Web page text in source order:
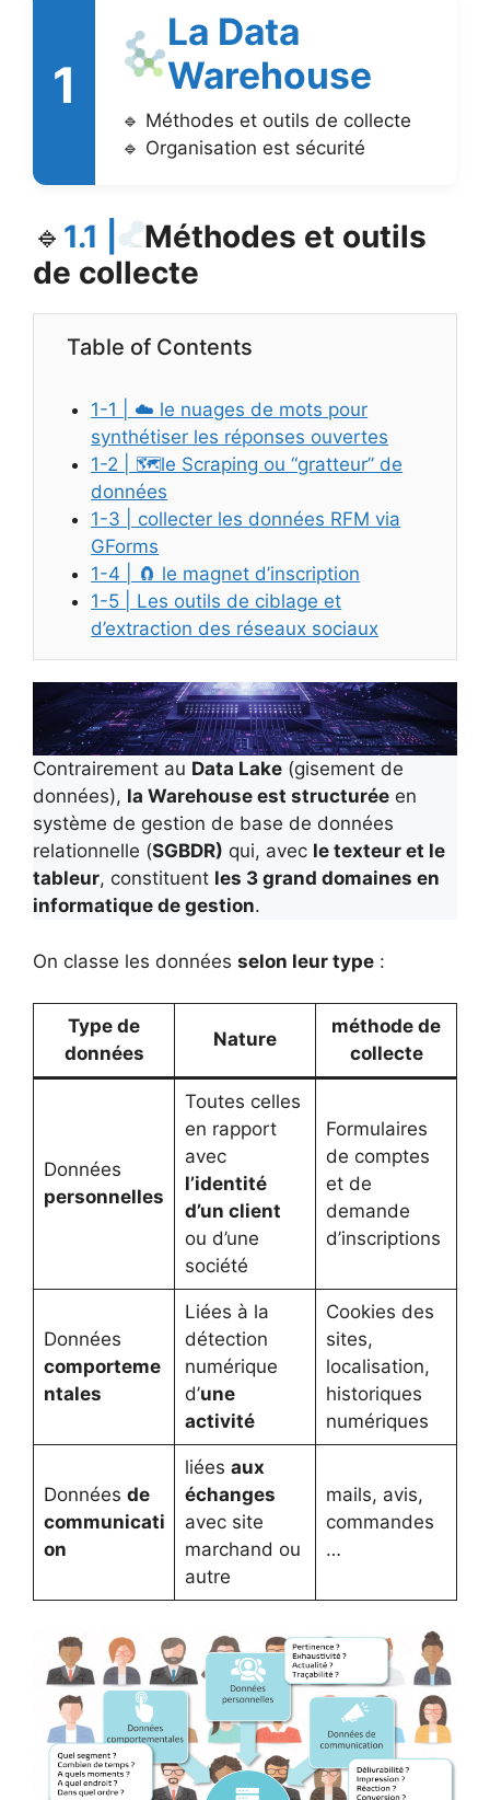
1
La Data
Warehouse
Méthodes et outils de collecte
Organisation est sécurité
🔹 1.1 |
Méthodes et outils
de collecte
Table of Contents
1-1 | ☁️ le nuages de mots pour
synthétiser les réponses ouvertes
1-2 | 🗺️le Scraping ou “gratteur” de
données
1-3 | collecter les données RFM via
GForms
1-4 | 🧲 le magnet d’inscription
1-5 | Les outils de ciblage et
d’extraction des réseaux sociaux
Contrairement au Data Lake (gisement de
données), la Warehouse est structurée en
système de gestion de base de données
relationnelle (SGBDR) qui, avec le texteur et le
tableur, constituent les 3 grand domaines en
informatique de gestion.
On classe les données selon leur type :
Type de
données
Nature
méthode de
collecte
Données
personnelles
Toutes celles
en rapport
avec
l’identité
d’un client
ou d’une
société
Formulaires
de comptes
et de
demande
d’inscriptions
Données
comporteme
ntales
Liées à la
détection
numérique
d’une
activité
Cookies des
sites,
localisation,
historiques
numériques
Données de
communicati
on
liées aux
échanges
avec site
marchand ou
autre
mails, avis,
commandes
…